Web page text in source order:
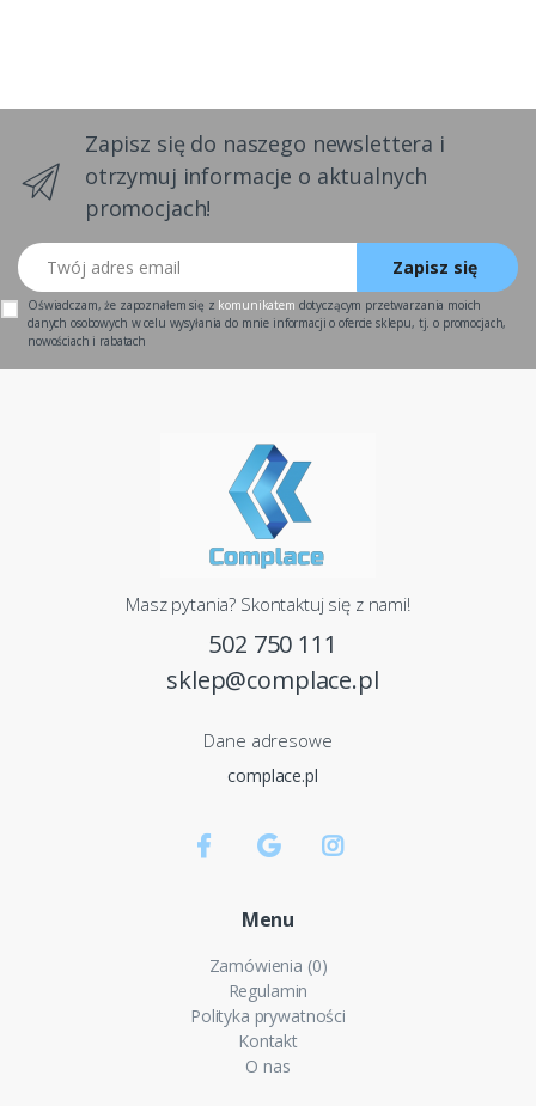
Zapisz się do naszego newslettera i
otrzymuj informacje o aktualnych
promocjach!
Twój adres email
Zapisz się
Oświadczam, że zapoznałem się z komunikatem dotyczącym przetwarzania moich
danych osobowych w celu wysyłania do mnie informacji o ofercie sklepu, tj. o promocjach,
nowościach i rabatach
Masz pytania? Skontaktuj się z nami!
502 750 111
sklep@complace.pl
Dane adresowe
complace.pl
Menu
Zamówienia (0)
Regulamin
Polityka prywatności
Kontakt
O nas